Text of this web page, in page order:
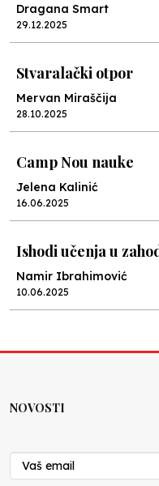
Dragana Smart
29.12.2025
Stvaralački otpor
Mervan Miraščija
28.10.2025
Camp Nou nauke
Jelena Kalinić
16.06.2025
Ishodi učenja u
Namir Ibrahimović
10.06.2025
Nenad Veličković
29.10.2024
NOVOSTI